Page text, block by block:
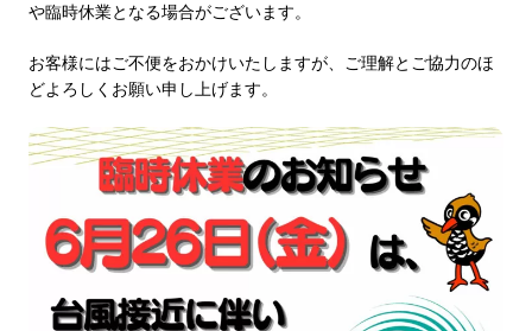
や臨時休業となる場合がございます。
お客様にはご不便をおかけいたしますが、ご理解とご協力のほ
どよろしくお願い申し上げます。